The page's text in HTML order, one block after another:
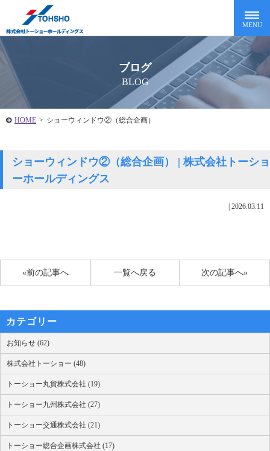
ブログ
BLOG
HOME > ショーウィンドウ②（総合企画）
ショーウィンドウ②（総合企画） | 株式会社トーショ
ーホールディングス
2026.03.11
«前の記事へ 次の記事へ»
一覧へ戻る
カテゴリー
お知らせ (62)
株式会社トーショー (48)
トーショー丸貨株式会社 (19)
トーショー九州株式会社 (27)
トーショー交通株式会社 (21)
トーショー総合企画株式会社 (17)